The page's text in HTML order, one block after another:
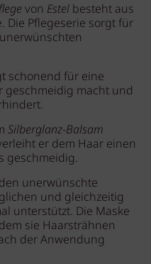
von Estel besteht aus
Die Pflegeserie sorgt für
schonend für eine
geschmeidig macht und
Silberglanz-Balsam
er dem Haar einen
geschmeidig.
unerwünschte
und gleichzeitig
unterstützt. Die Maske
sie Haarsträhnen
der Anwendung